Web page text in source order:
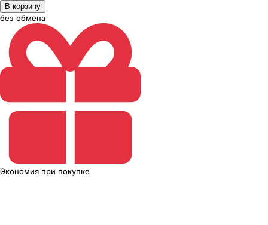
В корзину
без обмена
Экономия при покупке